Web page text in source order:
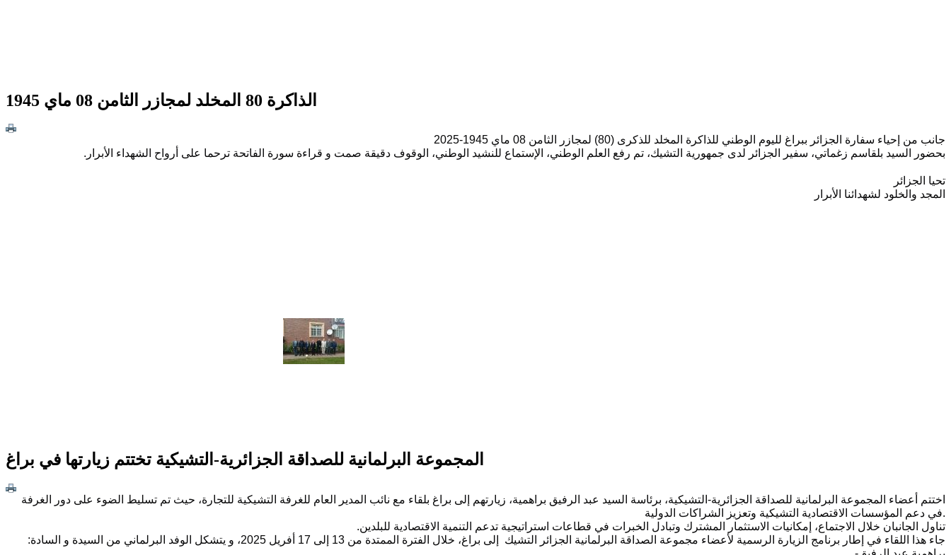
الذاكرة 80 المخلد لمجازر الثامن 08 ماي 1945
جانب من إحياء سفارة الجزائر ببراغ لليوم الوطني للذاكرة المخلد للذكرى (80) لمجازر الثامن 08 ماي 1945-2025
بحضور السيد بلقاسم زغماتي، سفير الجزائر لدى جمهورية التشيك، تم رفع العلم الوطني، الإستماع للنشيد الوطني، الوقوف دقيقة صمت و قراءة سورة الفاتحة ترحما على أرواح الشهداء الأبرار.
تحيا الجزائر
المجد والخلود لشهدائنا الأبرار
المجموعة البرلمانية للصداقة الجزائرية-التشيكية تختتم زيارتها في براغ
اختتم أعضاء المجموعة البرلمانية للصداقة الجزائرية-التشيكية، برئاسة السيد عبد الرفيق براهمية، زيارتهم إلى براغ بلقاء مع نائب المدير العام للغرفة التشيكية للتجارة، حيث تم تسليط الضوء على دور الغرفة
في دعم المؤسسات الاقتصادية التشيكية وتعزيز الشراكات الدولية.
تناول الجانبان خلال الاجتماع، إمكانيات الاستثمار المشترك وتبادل الخبرات في قطاعات استراتيجية تدعم التنمية الاقتصادية للبلدين.
جاء هذا اللقاء في إطار برنامج الزيارة الرسمية لأعضاء مجموعة الصداقة البرلمانية الجزائر التشيك إلى براغ، خلال الفترة الممتدة من 13 إلى 17 أفريل 2025، و يتشكل الوفد البرلماني من السيدة و السادة: